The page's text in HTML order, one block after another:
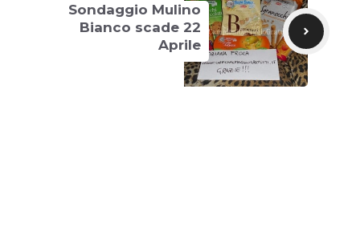
Sondaggio Mulino
Bianco scade 22
Aprile